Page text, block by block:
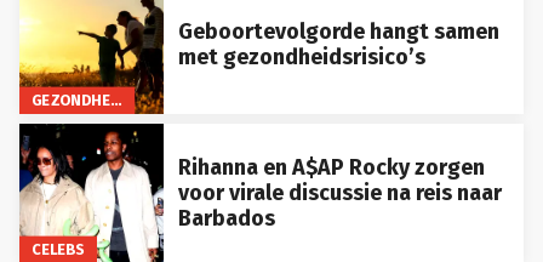
GEZONDHEID
Geboortevolgorde hangt samen
met gezondheidsrisico’s
CELEBS
Rihanna en A$AP Rocky zorgen
voor virale discussie na reis naar
Barbados